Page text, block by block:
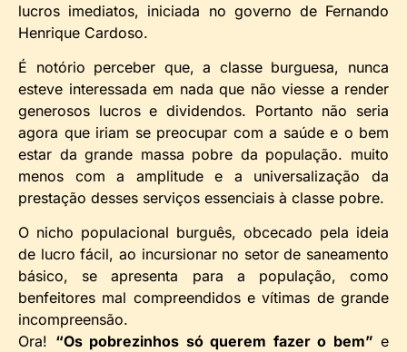
lucros imediatos, iniciada no governo de Fernando
Henrique Cardoso.
É notório perceber que, a classe burguesa, nunca
esteve interessada em nada que não viesse a render
generosos lucros e dividendos. Portanto não seria
agora que iriam se preocupar com a saúde e o bem
estar da grande massa pobre da população. muito
menos com a amplitude e a universalização da
prestação desses serviços essenciais à classe pobre.
O nicho populacional burguês, obcecado pela ideia
de lucro fácil, ao incursionar no setor de saneamento
básico, se apresenta para a população, como
benfeitores mal compreendidos e vítimas de grande
incompreensão.
Ora! “Os pobrezinhos só querem fazer o bem” e